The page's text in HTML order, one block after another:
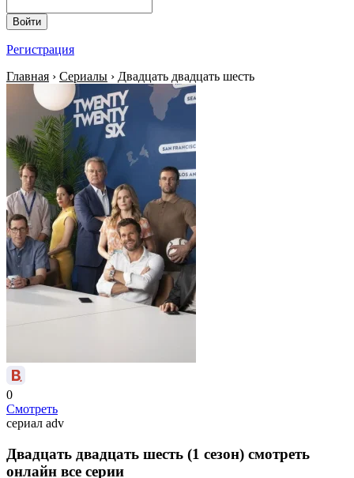
Войти
Регистрация
Главная › Сериалы › Двадцать двадцать шесть
0
Смотреть
сериал adv
Двадцать двадцать шесть (1 сезон) смотреть
онлайн все серии